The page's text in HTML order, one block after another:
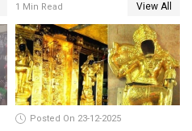
മേയറാകില്ല
1 Min Read View All
Posted On 23-12-2025